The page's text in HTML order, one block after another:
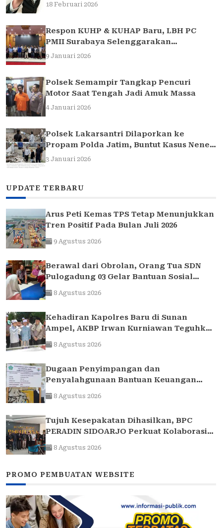
18 Februari 2026
Respon KUHP & KUHAP Baru, LBH PC
PMII Surabaya Selenggarakan
Sarasehan Hukum
9 Januari 2026
Polsek Semampir Tangkap Pencuri
Motor Saat Tengah Jadi Amuk Massa
4 Januari 2026
Polsek Lakarsantri Dilaporkan ke
Propam Polda Jatim, Buntut Kasus Nenek
Elina
3 Januari 2026
UPDATE TERBARU
Arus Peti Kemas TPS Tetap Menunjukkan
Tren Positif Pada Bulan Juli 2026
9 Agustus 2026
Berawal dari Obrolan, Orang Tua SDN
Pulogadung 03 Gelar Bantuan Sosial
untuk Siswa yang Membutuhkan
8 Agustus 2026
Kehadiran Kapolres Baru di Sunan
Ampel, AKBP Irwan Kurniawan Teguhkan
Sinergi Polri dan Ulama
8 Agustus 2026
Dugaan Penyimpangan dan
Penyalahgunaan Bantuan Keuangan
Desa Tropodo . Kec Waru . Kab . Sidoarjo
8 Agustus 2026
Tujuh Kesepakatan Dihasilkan, BPC
PERADIN SIDOARJO Perkuat Kolaborasi
dengan DPRD
8 Agustus 2026
PROMO PEMBUATAN WEBSITE